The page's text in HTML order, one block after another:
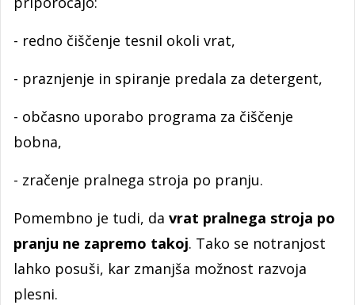
- redno čiščenje tesnil okoli vrat,
- praznjenje in spiranje predala za detergent,
- občasno uporabo programa za čiščenje
bobna,
- zračenje pralnega stroja po pranju.
Pomembno je tudi, da vrat pralnega stroja po
pranju ne zapremo takoj. Tako se notranjost
lahko posuši, kar zmanjša možnost razvoja
plesni.